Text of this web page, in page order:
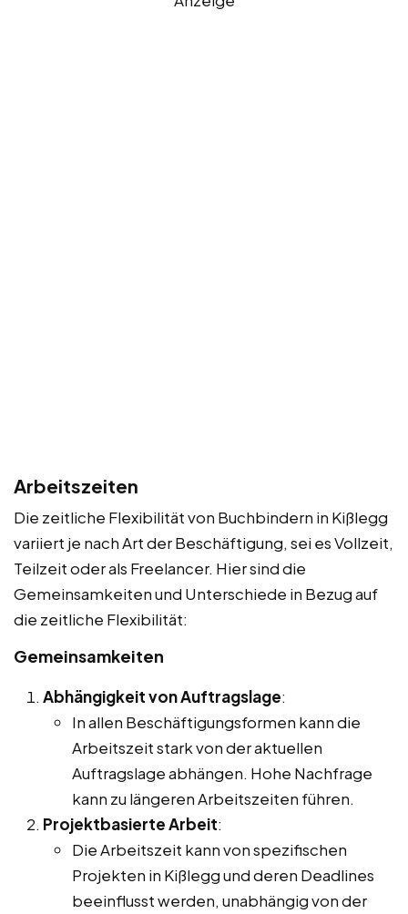
Arbeitszeiten
Die zeitliche Flexibilität von Buchbindern in Kißlegg
variiert je nach Art der Beschäftigung, sei es Vollzeit,
Teilzeit oder als Freelancer. Hier sind die
Gemeinsamkeiten und Unterschiede in Bezug auf
die zeitliche Flexibilität:
Gemeinsamkeiten
Abhängigkeit von Auftragslage:
In allen Beschäftigungsformen kann die
Arbeitszeit stark von der aktuellen
Auftragslage abhängen. Hohe Nachfrage
kann zu längeren Arbeitszeiten führen.
Projektbasierte Arbeit:
Die Arbeitszeit kann von spezifischen
Projekten in Kißlegg und deren Deadlines
beeinflusst werden, unabhängig von der